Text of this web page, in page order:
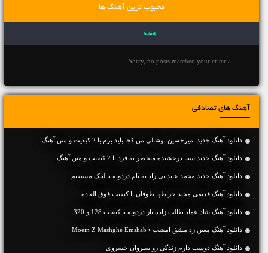
محبوب ترین آهنگ ها
هفته
Sorry, no posts matched your criteria.
آهنگ های تصادفی
دانلود آهنگ جديد امیرحسین نوشالی من کجا باید برم با 2 کیفیت و متن آهنگ
دانلود آهنگ جديد سینا درخشنده منحصر به فرد با 2 کیفیت و متن آهنگ
دانلود آهنگ جديد محمد عابدینی راد به نام دردونه با لینک مستقیم
دانلود آهنگ قدیمی مجید خراطها طوفان با کیفیت فوق العاده
دانلود آهنگ شاد عماد طالب زاده یار دردونه با کیفیت 128 و 320
دانلود آهنگ معین زد مشق امشب • Moein Z Mashghe Emshab
دانلود آهنگ دوست دارم زندگی رو سیروان خسروی